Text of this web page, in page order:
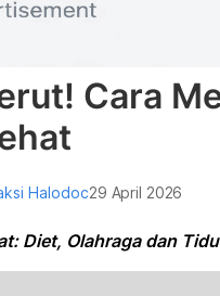
Cara
Halodoc29 April 2026
Diet, Olahraga dan